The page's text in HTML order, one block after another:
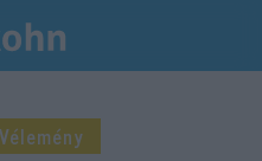
Vélemény